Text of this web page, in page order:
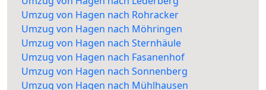
Umzug von Hagen nach Rohracker
Umzug von Hagen nach Möhringen
Umzug von Hagen nach Sternhäule
Umzug von Hagen nach Fasanenhof
Umzug von Hagen nach Sonnenberg
Umzug von Hagen nach Mühlhausen